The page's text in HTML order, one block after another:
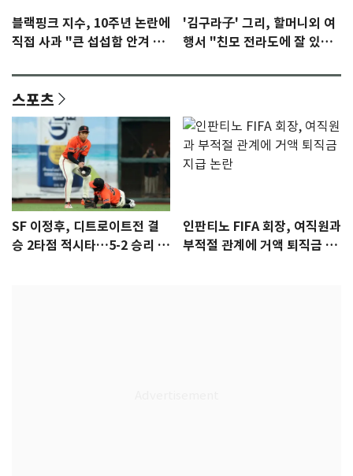
블랙핑크 지수, 10주년 논란에
직접 사과 "큰 섭섭함 안겨 미
'김구라子' 그리, 할머니외 여
행서 "친모 전라도에 잘 있
스포츠
SF 이정후, 디트로이트전 결
승 2타점 적시타…5-2 승리 견
인판티노 FIFA 회장, 여직원과
부적절 관계에 거액 퇴직금 지